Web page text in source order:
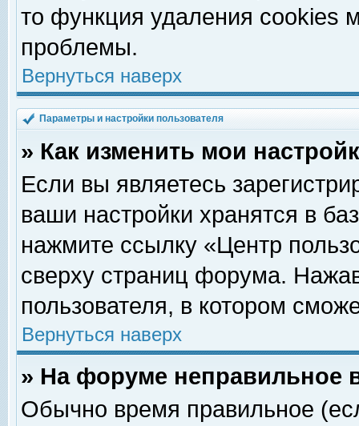
то функция удаления cookies
проблемы.
Вернуться наверх
Параметры и настройки пользователя
» Как изменить мои
Если вы являетесь
ваши настройки хранятся в
нажмите ссылку «Центр
сверху страниц форума.
пользователя, в котором
Вернуться наверх
» На форуме неправильное
Обычно время правильное